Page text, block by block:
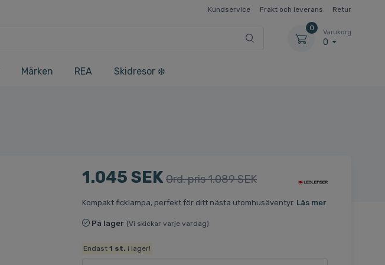
Kundservice Frakt och leverans Retur
0
Varukorg
0
Märken REA Skidresor ❄️
1.045 SEK Ord. pris 1.089 SEK
Kompakt ficklampa, perfekt för ditt nästa utomhusäventyr. Läs mer
På lager (Vi skickar varje vardag)
Endast1 st. i lager!